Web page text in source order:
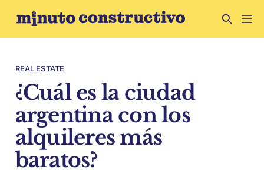
REAL ESTATE
¿Cuál es la ciudad
argentina con los
alquileres más
baratos?